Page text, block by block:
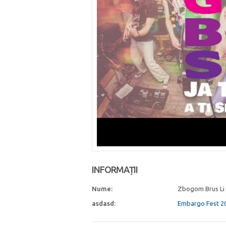
INFORMAȚII
Nume: Zbogom Brus Li
asdasd: Embargo Fest